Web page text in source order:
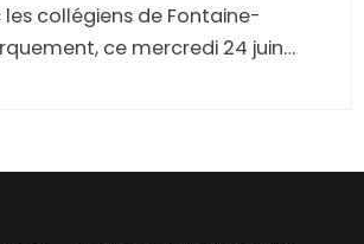
collégiens de Fontaine-
ce mercredi 24 juin
Bernay.